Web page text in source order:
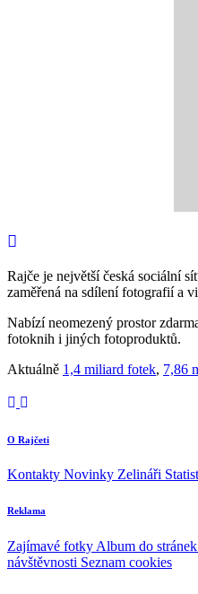
Rajče je největší česká sociální
zaměřená na sdílení fotografií a
Nabízí neomezený prostor
fotoknih i jiných fotoproduktů.
Aktuálně 1,4 miliard fotek, 7,86
O Rajčeti
Kontakty Novinky Zelináři
Reklama
Zajímavé fotkyAlbum do stránek
návštěvnosti Seznam cookies